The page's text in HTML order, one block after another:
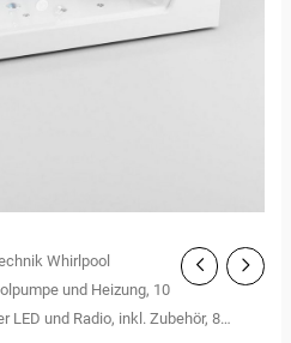
Whirlpool
und Heizung, 10
LED und Radio, inkl. Zubehör, 8…